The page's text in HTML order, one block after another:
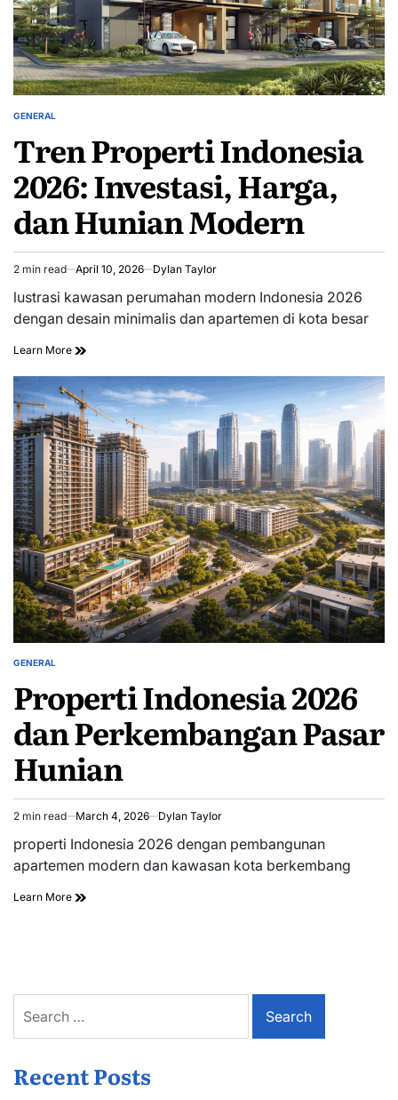
POSTED
GENERAL
Tren Properti Indonesia
2026: Investasi, Harga,
dan Hunian Modern
Estimated
read
time
2 min read April 10, 2026 Dylan Taylor
lustrasi kawasan perumahan modern Indonesia 2026
dengan desain minimalis dan apartemen di kota besar
Learn More
POSTED
GENERAL
Properti Indonesia 2026
dan Perkembangan Pasar
Hunian
Estimated
read
time
2 min read March 4, 2026 Dylan Taylor
properti Indonesia 2026 dengan pembangunan
apartemen modern dan kawasan kota berkembang
Learn More
for:
Recent Posts